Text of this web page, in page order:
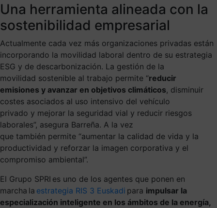
Una herramienta alineada con la
sostenibilidad empresarial
Actualmente cada vez más organizaciones privadas están
incorporando la movilidad laboral dentro de su estrategia
ESG y de descarbonización. La gestión de la
movilidad sostenible al trabajo permite “reducir
emisiones y avanzar en objetivos climáticos, disminuir
costes asociados al uso intensivo del vehículo
privado y mejorar la seguridad vial y reducir riesgos
laborales”, asegura Barreña. A la vez
que también permite “aumentar la calidad de vida y la
productividad y reforzar la imagen corporativa y el
compromiso ambiental”.
El Grupo SPRI es uno de los agentes que ponen en
marcha la estrategia RIS 3 Euskadi para impulsar la
especialización inteligente en los ámbitos de la energía,